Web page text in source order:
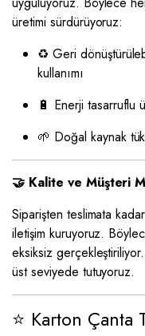
üretimi sürdürüyoruz:
♻️ Geri
kullanımı
🔋 Enerji tasarruflu
🌱 Doğal kaynak
🤝 Kalite ve Müşteri
Siparişten teslimata
iletişim kuruyoruz.
eksiksiz
üst seviyede tutuyoruz.
⭐ Karton Çanta